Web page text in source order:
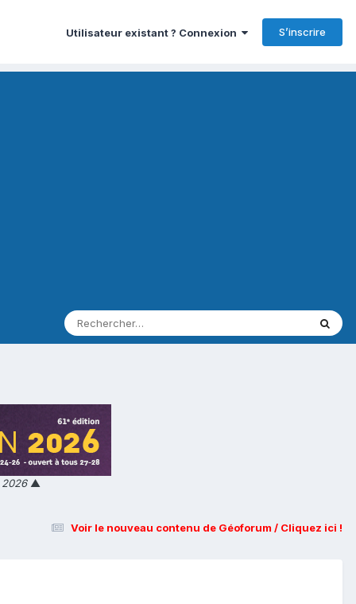
Utilisateur existant ? Connexion S’inscrire
▲
Voir le nouveau contenu de Géoforum / Cliquez ici !